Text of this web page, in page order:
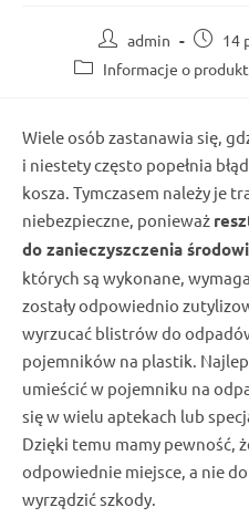
Post
author:
admin
Post14
PostInformacje o
Wiele osób zastanawia się,
i niestety często popełnia błąd
kosza. Tymczasem należy je
niebezpieczne, ponieważ
do zanieczyszczenia
których są wykonane,
zostały odpowiednio
wyrzucać blistrówdo
pojemników na plastik.
umieścić w pojemniku na
się w wielu aptekach lub
Dzięki temu mamy pewność,
odpowiednie miejsce, a nie
wyrządzić szkody.